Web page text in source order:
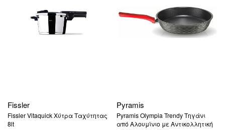
Fissler
Fissler Vitaquick Χύτρα Ταχύτητας
8lt
Pyramis
Pyramis Olympia Trendy Τηγάνι
από Αλουμίνιο με Αντικολλητική